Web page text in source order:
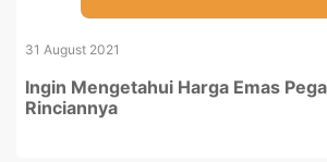
31 August 2021
Ingin Mengetahui Harga Emas
Rinciannya